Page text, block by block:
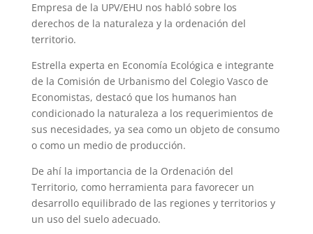
Empresa de la UPV/EHU nos habló sobre los
derechos de la naturaleza y la ordenación del
territorio.
Estrella experta en Economía Ecológica e integrante
de la Comisión de Urbanismo del Colegio Vasco de
Economistas, destacó que los humanos han
condicionado la naturaleza a los requerimientos de
sus necesidades, ya sea como un objeto de consumo
o como un medio de producción.
De ahí la importancia de la Ordenación del
Territorio, como herramienta para favorecer un
desarrollo equilibrado de las regiones y territorios y
un uso del suelo adecuado.